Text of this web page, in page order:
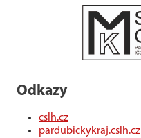
Odkazy
cslh.cz
pardubickykraj.cslh.cz